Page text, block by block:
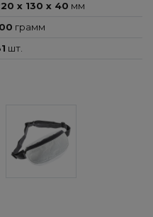
x 130 x 40 мм
грамм
шт.